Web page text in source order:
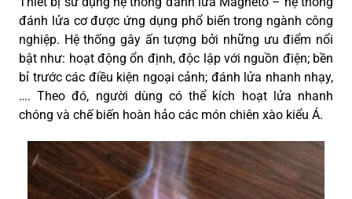
đánh lửa cơ được ứng dụng phổ biến trong ngành công
nghiệp. Hệ thống gây ấn tượng bởi những ưu điểm nổi
bật như: hoạt động ổn định, độc lập với nguồn điện; bền
bỉ trước các điều kiện ngoại cảnh; đánh lửa nhanh nhạy,
…. Theo đó, người dùng có thể kích hoạt lửa nhanh
chóng và chế biến hoàn hảo các món chiên xào kiểu Á.